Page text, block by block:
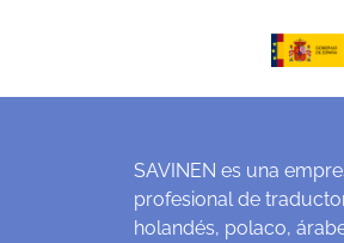
SAVINEN es una
profesional de
holandés, polaco,